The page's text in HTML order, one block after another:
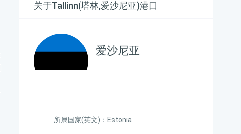
关于Tallinn(塔林,爱沙尼亚)港口
爱沙尼亚
所属国家(英文)：Estonia